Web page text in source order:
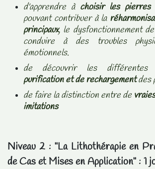
d'apprendre à choisir les pierres
pouvant contribuer à la
principaux, le dysfonctionnement
conduire à des troubles
émotionnels.
de découvrir les différentes
purification et de rechargementdes
de faire la distinction entre de
imitations
Niveau 2 : "La Lithothérapie en
de Cas et Mises en Application" : 1